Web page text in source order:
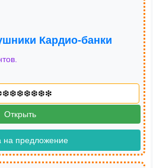
Кардио-банки
Открыть
на предложение